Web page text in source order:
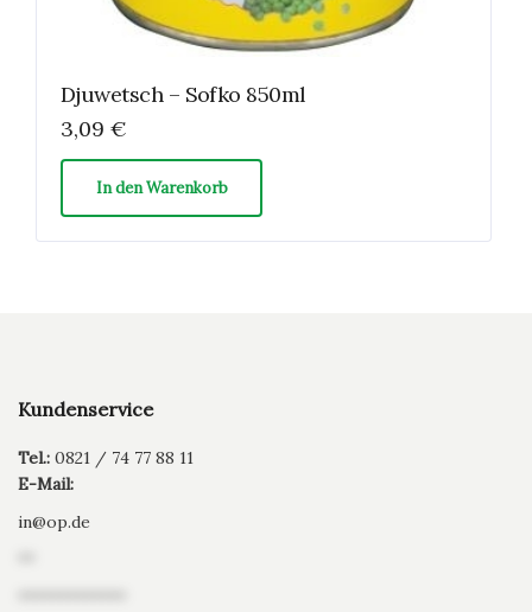
Djuwetsch – Sofko 850ml
3,09 €
In den Warenkorb
Kundenservice
Tel.: 0821 / 74 77 88 11
E-Mail:
in@op.de